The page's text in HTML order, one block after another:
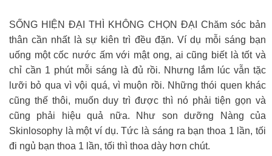
SỐNG HIỆN ĐẠI THÌ KHÔNG CHỌN ĐẠI Chăm sóc bản
thân cần nhất là sự kiên trì đều đặn. Ví dụ mỗi sáng bạn
uống một cốc nước ấm với mật ong, ai cũng biết là tốt và
chỉ cần 1 phút mỗi sáng là đủ rồi. Nhưng lắm lúc vẫn tặc
lưỡi bỏ qua vì vội quá, vì muộn rồi. Những thói quen khác
cũng thế thôi, muốn duy trì được thì nó phải tiện gọn và
cũng phải hiệu quả nữa. Như son dưỡng Nàng của
Skinlosophy là một ví dụ. Tức là sáng ra bạn thoa 1 lần, tối
đi ngủ bạn thoa 1 lần, tối thì thoa dày hơn chút.